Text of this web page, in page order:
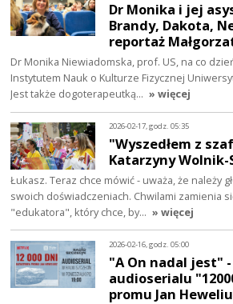
Dr Monika i jej
Brandy, Dakota,
reportaż
Dr Monika Niewiadomska, prof. US, na co
Instytutem Nauk o Kulturze Fizycznej
Jest także dogoterapeutką… » więcej
2026-02-17, godz. 05:35
"Wyszedłem z
Katarzyny Wolnik-
Łukasz. Teraz chce mówić - uważa, że należy
swoich doświadczeniach. Chwilami zamienia
"edukatora", który chce, by… » więcej
2026-02-16, godz. 05:00
"A On nadal jest"
audioserialu
promu Jan